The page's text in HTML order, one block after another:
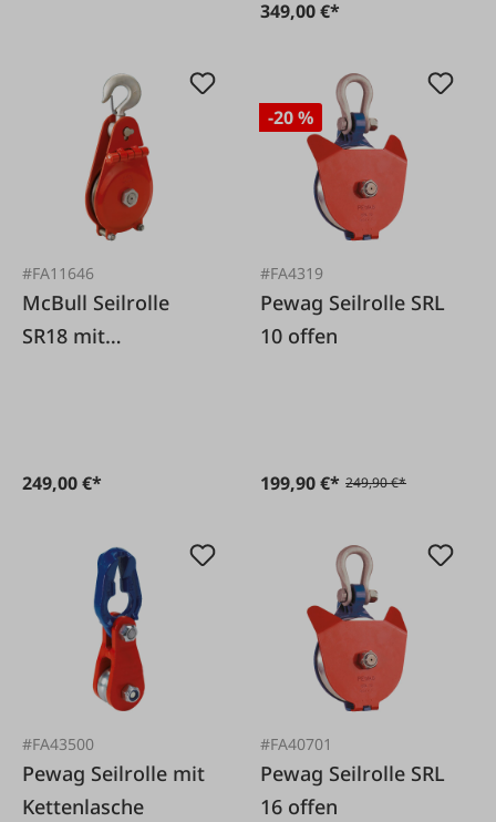
349,00 €*
#FA11646
McBull Seilrolle
SR18 mit
249,00 €*
-20 %
#FA4319
Pewag Seilrolle SRL
10 offen
199,90 €* 249,90 €*
#FA43500
Pewag Seilrolle mit
Kettenlasche
#FA40701
Pewag Seilrolle SRL
16 offen